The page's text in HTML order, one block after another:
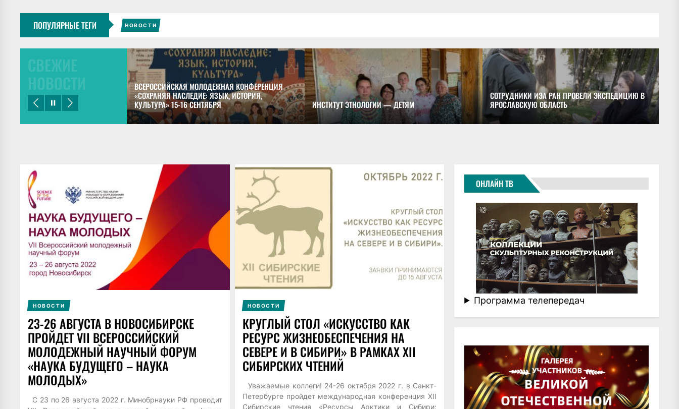
ПОПУЛЯРНЫЕ ТЕГИ НОВОСТИ
СВЕЖИЕ
НОВОСТИ
ПРЕДСТАВИЛ ДОКЛАДЫ НА
КОНГРЕССЕ МАЙЯНИСТОВ В
ВСЕРОССИЙСКАЯ МОЛОДЕЖНАЯ КОНФЕРЕНЦИЯ
«СОХРАНЯЯ НАСЛЕДИЕ: ЯЗЫК, ИСТОРИЯ,
КУЛЬТУРА» 15-16 СЕНТЯБРЯ
ИНСТИТУТ ЭТНОЛОГИИ — ДЕТЯМ
СОТРУДНИКИ ИЭА РАН ПРОВЕЛИ ЭКСПЕДИЦИЮ В
ЯРОСЛАВСКУЮ ОБЛАСТЬ
НОВОСТИ
23-26 АВГУСТА В НОВОСИБИРСКЕ
ПРОЙДЕТ VII ВСЕРОССИЙСКИЙ
МОЛОДЕЖНЫЙ НАУЧНЫЙ ФОРУМ
«НАУКА БУДУЩЕГО – НАУКА
МОЛОДЫХ»
С 23 по 26 августа 2022 г. Минобрнауки РФ проводит
НОВОСТИ
КРУГЛЫЙ СТОЛ «ИСКУССТВО КАК
РЕСУРС ЖИЗНЕОБЕСПЕЧЕНИЯ НА
СЕВЕРЕ И В СИБИРИ» В РАМКАХ XII
СИБИРСКИХ ЧТЕНИЙ
Уважаемые коллеги! 24-26 октября 2022 г. в Санкт-
Петербурге пройдет международная конференция XII
Сибирские чтения «Ресурсы Арктики и Сибири:
ОНЛАЙН ТВ
Программа телепередач